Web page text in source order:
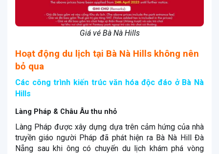
Giá vé Bà Nà Hills
Hoạt động du lịch tại Bà Nà Hills không nên
bỏ qua
Các công trình kiến trúc văn hóa độc đáo ở Bà Nà
Hills
Làng Pháp & Châu Âu thu nhỏ
Làng Pháp được xây dựng dựa trên cảm hứng của nhà
truyền giáo người Pháp đã phát hiện ra Bà Nà Hill Đà
Nẵng sau khi ông có chuyến du lịch khám phá vòng